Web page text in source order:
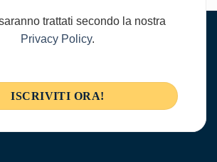
saranno trattati secondo la nostra
Privacy Policy.